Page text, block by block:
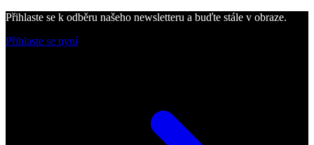
Přihlaste se k odběru našeho newsletteru a buďte stále v obraze.
Přihlaste se nyní